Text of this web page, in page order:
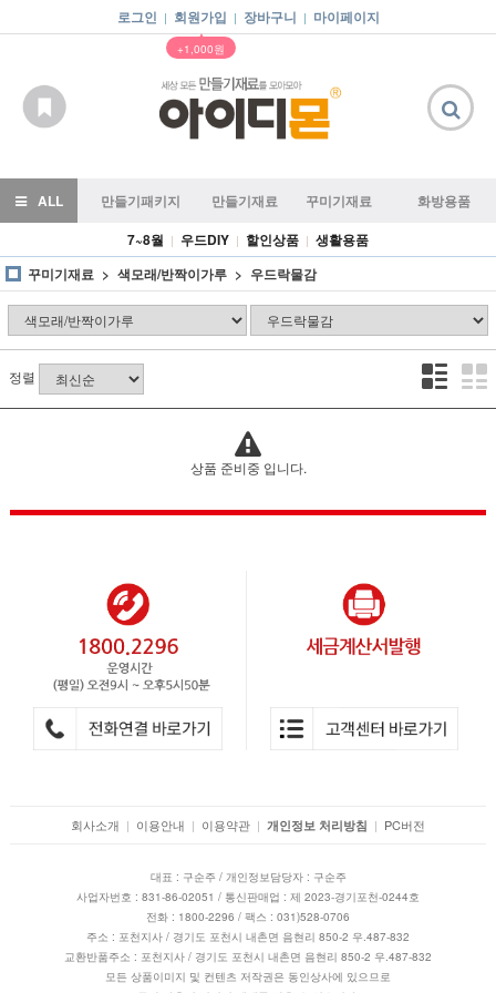
로그인 | 회원가입 |
▲
+1,000원
장바구니 | 마이페이지
ALL 만들기패키지 만들기재료 꾸미기재료
화방용품
7~8월 | 우드DIY | 할인상품 | 생활용품
꾸미기재료
색모래/반짝이가루 우드락물감
정렬
상품 준비중 입니다.
회사소개 | 이용안내 | 이용약관 | 개인정보 처리방침 | PC버전
대표 : 구순주 / 개인정보담당자 : 구순주
사업자번호 : 831-86-02051 / 통신판매업 : 제 2023-경기포천-0244호
전화 : 1800-2296 / 팩스 : 031)528-0706
주소 : 포천지사 / 경기도 포천시 내촌면 음현리 850-2 우.487-832
교환반품주소 : 포천지사 / 경기도 포천시 내촌면 음현리 850-2 우.487-832
모든 상품이미지 및 컨텐츠 저작권은 동인상사에 있으므로